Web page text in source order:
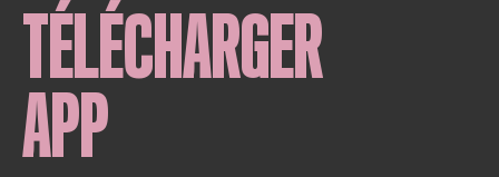
TÉLÉCHARGER
APP